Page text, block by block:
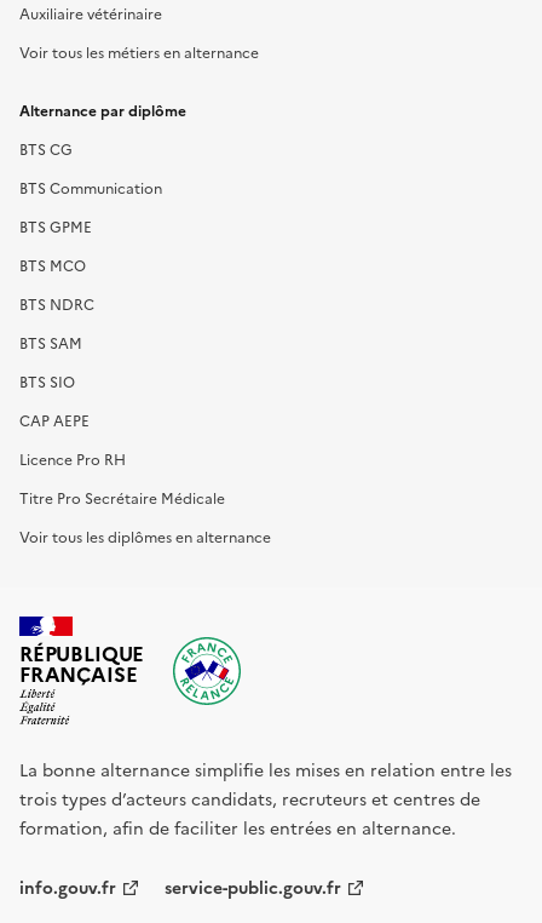
Auxiliaire vétérinaire
Voir tous les métiers en alternance
Alternance par diplôme
BTS CG
BTS Communication
BTS GPME
BTS MCO
BTS NDRC
BTS SAM
BTS SIO
CAP AEPE
Licence Pro RH
Titre Pro Secrétaire Médicale
Voir tous les diplômes en alternance
RÉPUBLIQUE
FRANÇAISE
La bonne alternance simplifie les mises en relation entre les
trois types d’acteurs candidats, recruteurs et centres de
formation, afin de faciliter les entrées en alternance.
info.gouv.fr service-public.gouv.fr